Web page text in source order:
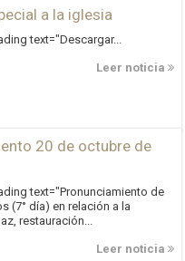
a la iglesia
text="Descargar...
Leer noticia
20 de octubre de
text="Pronunciamiento de
(7° día) en relación a la
restauración...
Leer noticia